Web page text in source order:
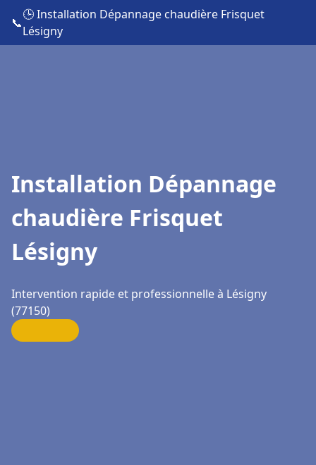
📞
🕒 Installation Dépannage chaudière Frisquet
Lésigny
Installation Dépannage
chaudière Frisquet
Lésigny
Intervention rapide et professionnelle à Lésigny
(77150)